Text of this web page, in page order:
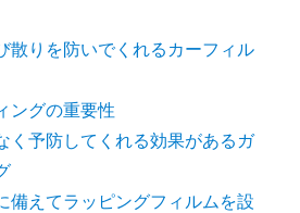
散りを防いでくれるカーフィル
ングの重要性
く予防してくれる効果があるガ
備えてラッピングフィルムを設